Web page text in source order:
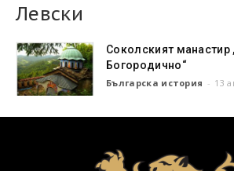
Левски
Соколският манастир
Богородично“
Българска история - 13